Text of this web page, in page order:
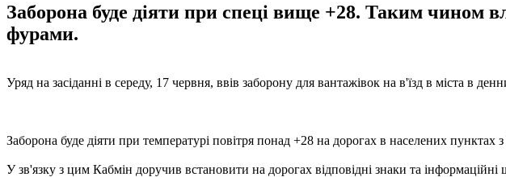
Заборона буде діяти при спеці вище +28. Таким чином
фурами.
Уряд на засіданні в середу, 17 червня, ввів заборону для вантажівок на в'їзд в міста в
Заборона буде діяти при температурі повітря понад +28 на дорогах в населених
У зв'язку з цим Кабмін доручив встановити на дорогах відповідні знаки та